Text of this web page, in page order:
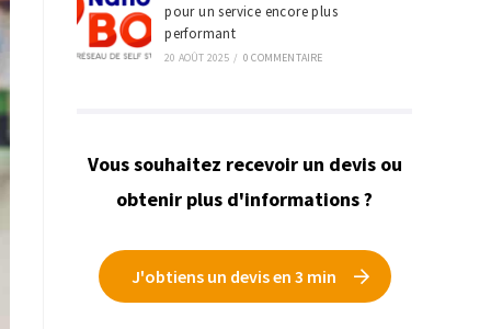
pour un service encore plus
performant
20 AOÛT 2025 / 0 COMMENTAIRE
Vous souhaitez recevoir un devis ou
obtenir plus d'informations ?
J'obtiens un devis en 3 min